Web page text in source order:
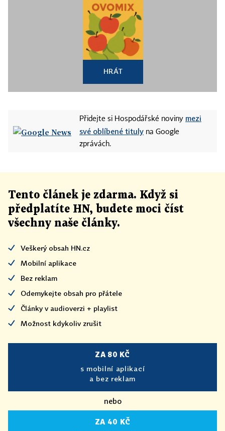
HRÁT
Přidejte si Hospodářské noviny mezi
své oblíbené tituly na Google
zprávách.
Tento článek je zdarma. Když si
předplatíte HN, budete moci číst
všechny naše články.
Veškerý obsah HN.cz
Mobilní aplikace
Bez reklam
Odemykejte obsah pro přátele
Články v audioverzi + playlist
Možnost kdykoliv zrušit
ZA 80 KČ
s mobilní aplikací
a bez reklam
nebo
ZA 40 KČ